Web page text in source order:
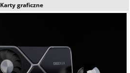
Karty graficzne